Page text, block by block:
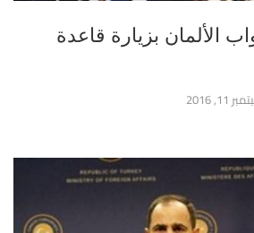
الألمان بزيارة قاعدة
11, 2016